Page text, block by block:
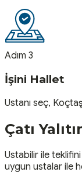
Adım 3
İşini Hallet
Ustanı seç,
Çatı
Ustabilir ile
uygun ustalar ile